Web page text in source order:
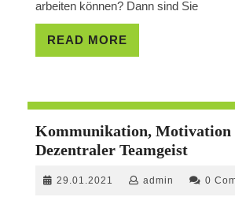
arbeiten können? Dann sind Sie
READ MORE
MORE
Kommunikation, Motivation
Dezentraler Teamgeist
Und
29.01.2021 29.01.2021
admin admin 0